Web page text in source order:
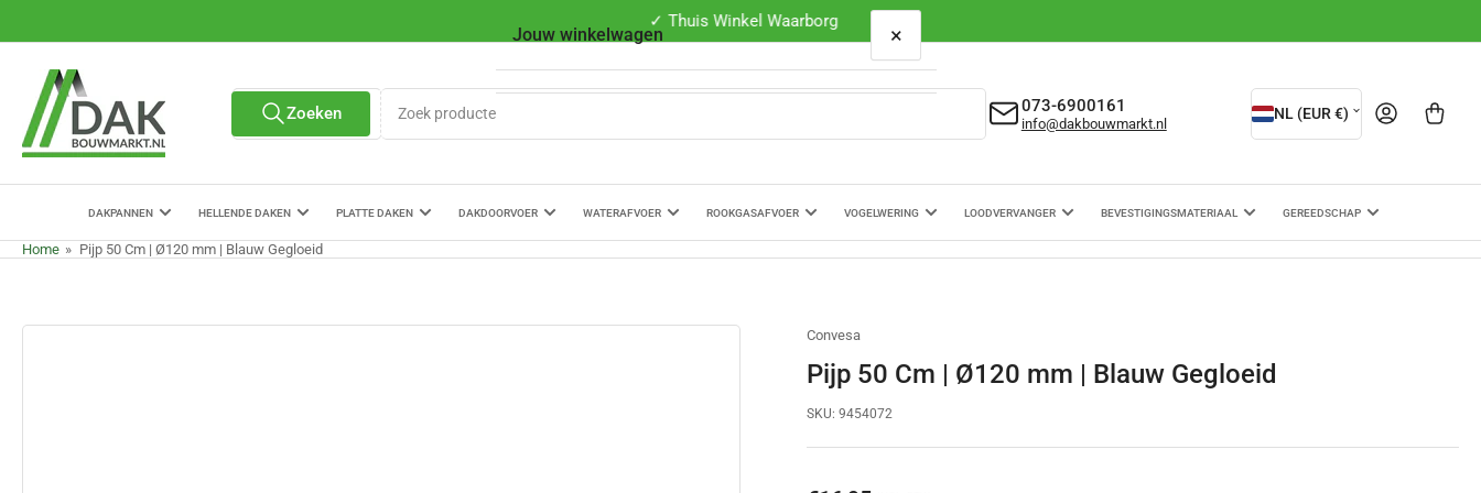
naar
content
✓ Thuis Winkel Waarborg
Alle verkopers
Zoek
productenZoeken 073-6900161
info@dakbouwmarkt.nl
L
a
d
/
i
NL (EUR €) Aanmelden
Mini-winkelwagen
DAKPANNEN HELLENDE DAKEN PLATTE DAKEN DAKDOORVOER WATERAFVOER ROOKGASAFVOER VOGELWERING LOODVERVANGER BEVESTIGINGSMATERIAAL GEREEDSCHAP
Home » Pijp 50 Cm | Ø120 mm | Blauw Gegloeid
Convesa
Pijp 50 Cm | Ø120 mm | Blauw Gegloeid
SKU: 9454072
Jouw winkelwagen ×